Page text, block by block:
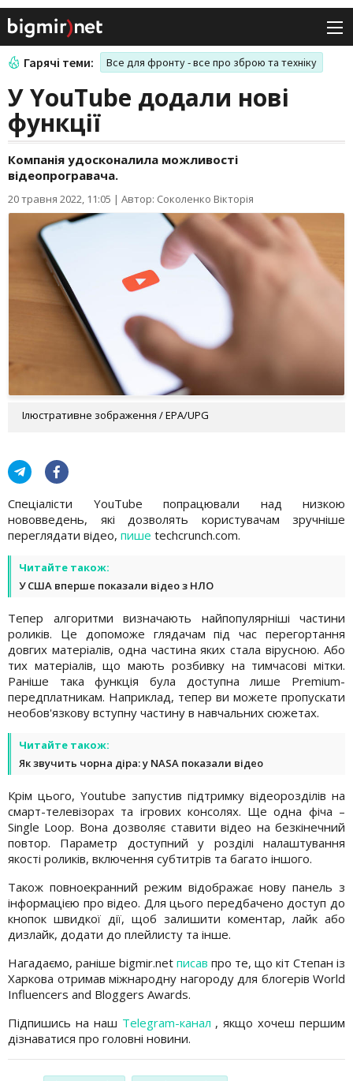
Гарячі теми: Все для фронту - все про зброю та техніку
У YouTube додали нові
функції
Компанія удосконалила можливості
відеопрогравача.
20 травня 2022, 11:05 | Автор: Соколенко Вікторія
Ілюстративне зображення / EPA/UPG
Спеціалісти YouTube попрацювали над низкою
нововведень, які дозволять користувачам зручніше
переглядати відео, пише techcrunch.com.
Читайте також:
У США вперше показали відео з НЛО
Тепер алгоритми визначають найпопулярніші частини
роликів. Це допоможе глядачам під час перегортання
довгих матеріалів, одна частина яких стала вірусною. Або
тих матеріалів, що мають розбивку на тимчасові мітки.
Раніше така функція була доступна лише Premium-
передплатникам. Наприклад, тепер ви можете пропускати
необов'язкову вступну частину в навчальних сюжетах.
Читайте також:
Як звучить чорна діра: у NASA показали відео
Крім цього, Youtube запустив підтримку відеорозділів на
смарт-телевізорах та ігрових консолях. Ще одна фіча –
Single Loop. Вона дозволяє ставити відео на безкінечний
повтор. Параметр доступний у розділі налаштування
якості роликів, включення субтитрів та багато іншого.
Також повноекранний режим відображає нову панель з
інформацією про відео. Для цього передбачено доступ до
кнопок швидкої дії, щоб залишити коментар, лайк або
дизлайк, додати до плейлисту та інше.
Нагадаємо, раніше bigmir.net писав про те, що кіт Степан із
Харкова отримав міжнародну нагороду для блогерів World
Influencers and Bloggers Awards.
Підпишись на наш Telegram-канал , якщо хочеш першим
дізнаватися про головні новини.